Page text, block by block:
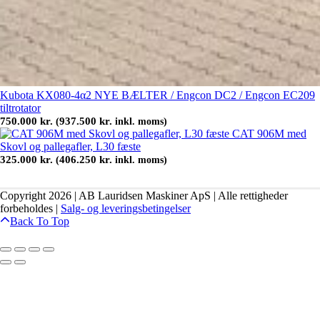
Kubota KX080-4α2 NYE BÆLTER / Engcon DC2 / Engcon EC209
tiltrotator
750.000 kr. (937.500 kr. inkl. moms)
CAT 906M med
Skovl og pallegafler, L30 fæste
325.000 kr. (406.250 kr. inkl. moms)
Copyright 2026 | AB Lauridsen Maskiner ApS | Alle rettigheder
forbeholdes | Salg- og leveringsbetingelser
Back To Top